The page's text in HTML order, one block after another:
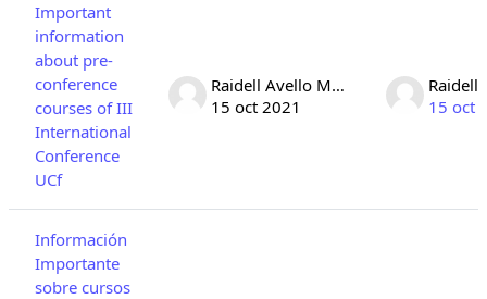
Important
information
about pre-
conference
courses of III
International
Conference
UCf
Raidell Avello Martinez
15 oct 2021
15 oct
Información
Importante
sobre cursos